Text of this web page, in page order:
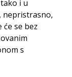
i u
nepristrasno,
se bez
s